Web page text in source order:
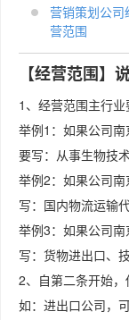
营销策划公司
营范围
【经营范围】
1、经营范围主行业
举例1：如果公司
要写：从事生物技
举例2：如果公司
写：国内物流运输
举例3：如果公司
写：货物进出口、
2、自第二条开始，
如：进出口公司，